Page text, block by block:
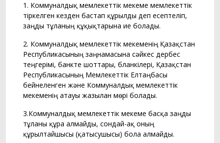
1. Коммуналдық мемлекеттік мекеме мемлекеттік
тіркелген кезден бастап құрылды деп есептеліп,
заңды тұлғаның құқықтарына ие болады.
2. Коммуналдық мемлекеттік мекеменің Қазақстан
Республикасының заңнамасына сәйкес дербес
теңгерімі, банкте шоттары, бланкілері, Қазақстан
Республикасының Мемлекеттік Елтаңбасы
бейнеленген және Коммуналдық мемлекеттік
мекеменің атауы жазылған мөрі болады.
3.Коммуналдық мемлекеттік мекеме басқа заңды
тұлғаны құра алмайды, сондай-ақ оның
құрылтайшысы (қатысушысы) бола алмайды.